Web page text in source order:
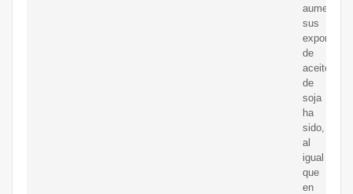
aumentó
sus
de
aceite
de
soja
ha
sido,
al
igual
que
en